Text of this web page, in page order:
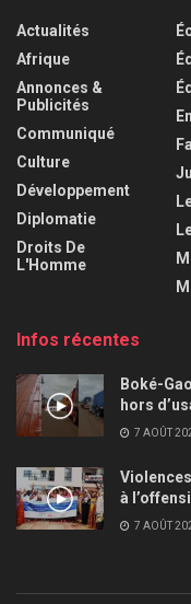
Actualités
Afrique
Annonces &
Publicités
Communiqué
Culture
Développement
Diplomatie
Droits De
L'Homme
Infos récentes
Boké-
hors
7 AOÛT
à
7 AOÛT